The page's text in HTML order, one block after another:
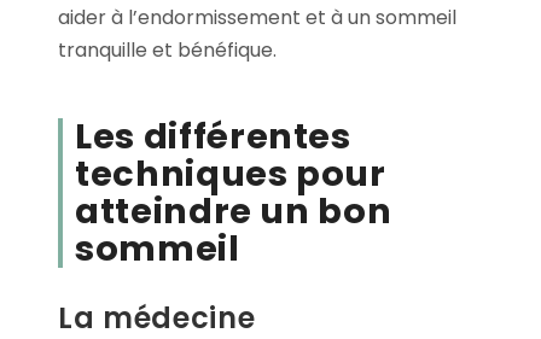
aider à l’endormissement et à un sommeil
tranquille et bénéfique.
Les différentes
techniques pour
atteindre un bon
sommeil
La médecine